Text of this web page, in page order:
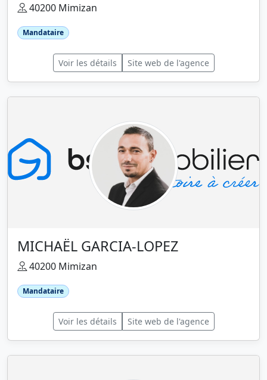
40200 Mimizan
Mandataire
Voir les détails Site web de l'agence
MICHAËL GARCIA-LOPEZ
40200 Mimizan
Mandataire
Voir les détails Site web de l'agence